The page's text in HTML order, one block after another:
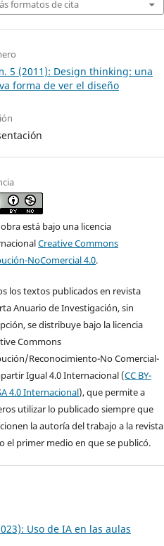
formatos de cita
5 (2011): Design thinking: una
forma de ver el diseño
obra está bajo una licencia
Creative Commons
NoComercial 4.0.
los textos publicados en revista
Anuario de Investigación, sin
se distribuye bajo la licencia
Commons
Reconocimiento-No Comercial-
Igual 4.0 Internacional (CC BY-
4.0 Internacional), que permite a
utilizar lo publicado siempre que
la autoría del trabajo a la revista
el primer medio en que se publicó.
Uso de IA en las aulas